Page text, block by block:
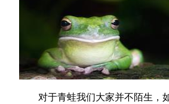
对于青蛙我们大家并不陌生，